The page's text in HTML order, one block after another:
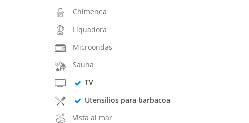
Chimenea
Liquadora
Microondas
Sauna
TV
Utensilios para barbacoa
Vista al mar